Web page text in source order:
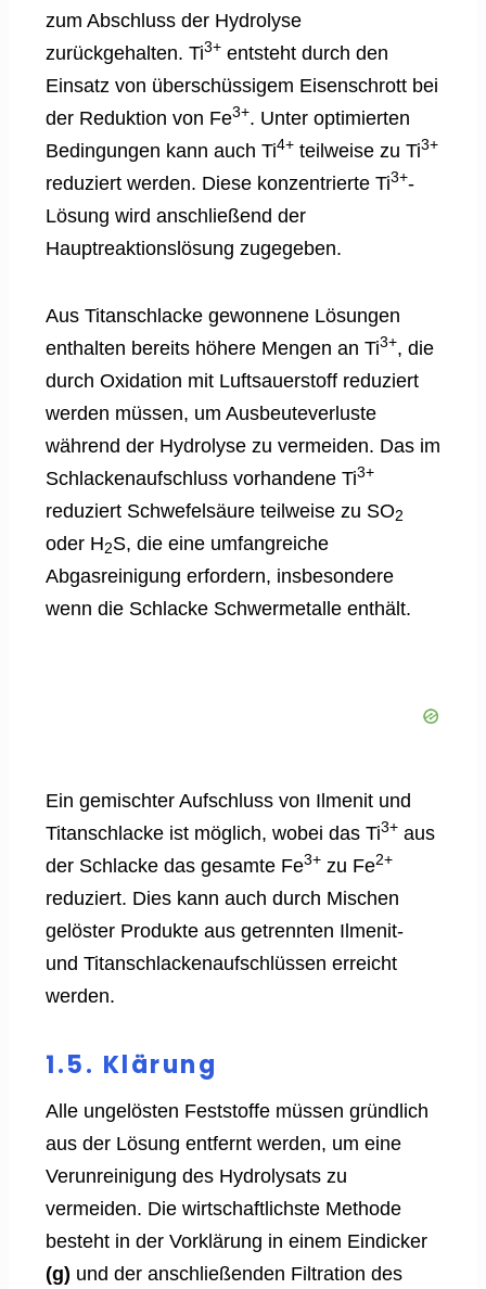
zum Abschluss der Hydrolyse
zurückgehalten. Ti3+ entsteht durch den
Einsatz von überschüssigem Eisenschrott bei
der Reduktion von Fe3+. Unter optimierten
Bedingungen kann auch Ti4+ teilweise zu Ti3+
reduziert werden. Diese konzentrierte Ti3+-
Lösung wird anschließend der
Hauptreaktionslösung zugegeben.
Aus Titanschlacke gewonnene Lösungen
enthalten bereits höhere Mengen an Ti3+, die
durch Oxidation mit Luftsauerstoff reduziert
werden müssen, um Ausbeuteverluste
während der Hydrolyse zu vermeiden. Das im
Schlackenaufschluss vorhandene Ti3+
reduziert Schwefelsäure teilweise zu SO2
oder H2S, die eine umfangreiche
Abgasreinigung erfordern, insbesondere
wenn die Schlacke Schwermetalle enthält.
Ein gemischter Aufschluss von Ilmenit und
Titanschlacke ist möglich, wobei das Ti3+ aus
der Schlacke das gesamte Fe3+ zu Fe2+
reduziert. Dies kann auch durch Mischen
gelöster Produkte aus getrennten Ilmenit-
und Titanschlackenaufschlüssen erreicht
werden.
1.5. Klärung
Alle ungelösten Feststoffe müssen gründlich
aus der Lösung entfernt werden, um eine
Verunreinigung des Hydrolysats zu
vermeiden. Die wirtschaftlichste Methode
besteht in der Vorklärung in einem Eindicker
(g) und der anschließenden Filtration des